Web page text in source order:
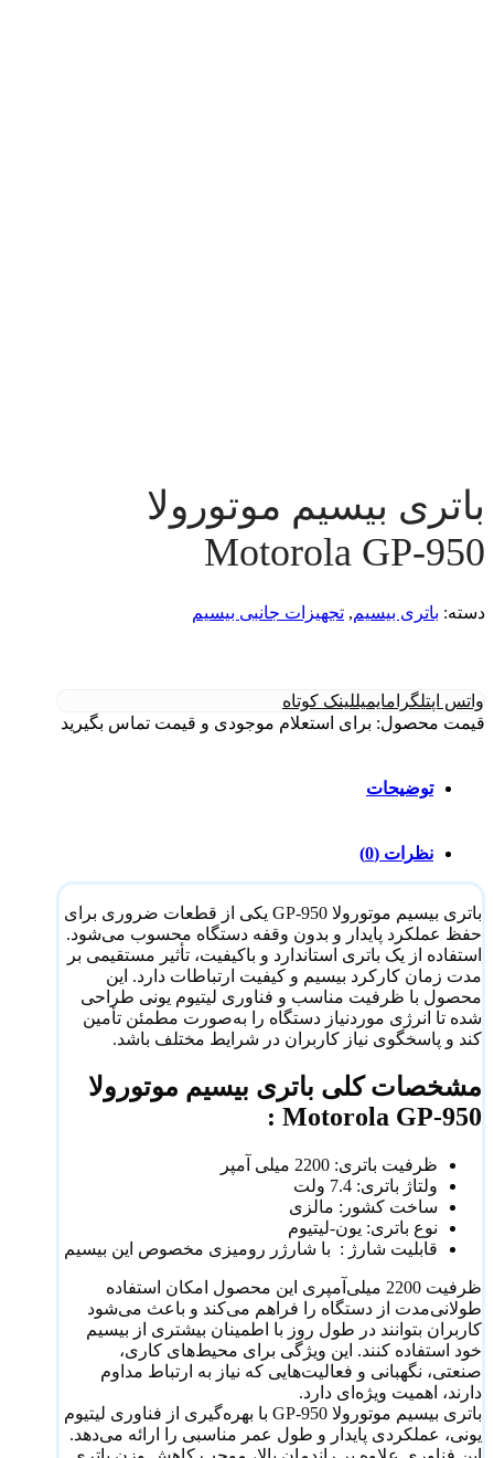
باتری بیسیم موتورولا
Motorola GP-950
دسته: باتری بیسیم, تجهیزات جانبی بیسیم
واتس اپتلگرامایمیللینک کوتاه
قیمت محصول: برای استعلام موجودی و قیمت تماس بگیرید
توضیحات
نظرات (0)
باتری بیسیم موتورولا GP-950 یکی از قطعات ضروری برای
حفظ عملکرد پایدار و بدون وقفه دستگاه محسوب می‌شود.
استفاده از یک باتری استاندارد و باکیفیت، تأثیر مستقیمی بر
مدت زمان کارکرد بیسیم و کیفیت ارتباطات دارد. این
محصول با ظرفیت مناسب و فناوری لیتیوم یونی طراحی
شده تا انرژی موردنیاز دستگاه را به‌صورت مطمئن تأمین
کند و پاسخگوی نیاز کاربران در شرایط مختلف باشد.
مشخصات کلی باتری بیسیم موتورولا
Motorola GP-950 :
ظرفیت باتری: 2200 میلی آمپر
ولتاژ باتری: 7.4 ولت
ساخت کشور: مالزی
نوع باتری: یون-لیتیوم
قابلیت شارژ : با شارژر رومیزی مخصوص این بیسیم
ظرفیت 2200 میلی‌آمپری این محصول امکان استفاده
طولانی‌مدت از دستگاه را فراهم می‌کند و باعث می‌شود
کاربران بتوانند در طول روز با اطمینان بیشتری از بیسیم
خود استفاده کنند. این ویژگی برای محیط‌های کاری،
صنعتی، نگهبانی و فعالیت‌هایی که نیاز به ارتباط مداوم
دارند، اهمیت ویژه‌ای دارد.
باتری بیسیم موتورولا GP-950 با بهره‌گیری از فناوری لیتیوم
یونی، عملکردی پایدار و طول عمر مناسبی را ارائه می‌دهد.